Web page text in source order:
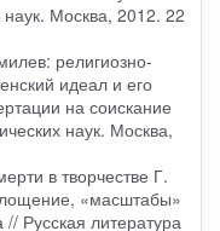
Москва, 2012. 22
религиозно-
идеал и его
на соискание
наук. Москва,
в творчестве Г.
«масштабы»
Русская литература